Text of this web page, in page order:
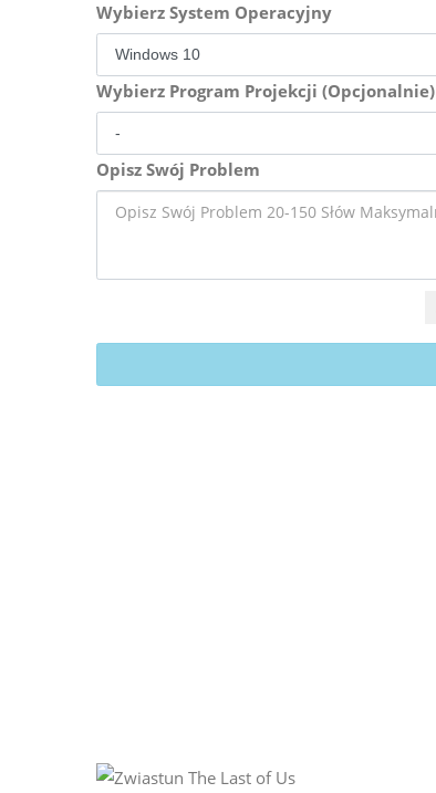
Wybierz System Operacyjny
Wybierz Program Projekcji (Opcjonalnie)
Opisz Swój Problem